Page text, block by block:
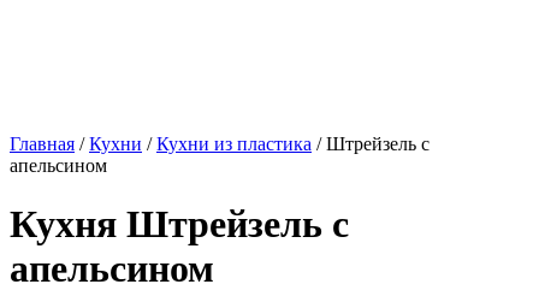
Главная /Кухни /Кухни из пластика / Штрейзель с
апельсином
Кухня Штрейзель с
апельсином